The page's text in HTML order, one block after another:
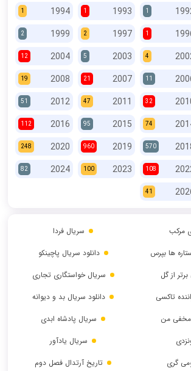
1
1993
1
1994
1
1
1997
2
1999
2
4
2003
5
2004
12
11
2007
21
2008
19
32
2011
47
2012
51
74
2015
95
2016
112
570
2019
960
2020
248
108
2023
100
2024
82
41
مرکب
ها بپرس
از گل
تاکسی
من
گری
سریال فردا
دانلود سریال پاچینکو
سریال خواستگاری تجاری
دانلود سریال بد و دیوانه
سریال پادشاه ابدی
سریال یادآور
تاریخ آرتدال فصل دوم